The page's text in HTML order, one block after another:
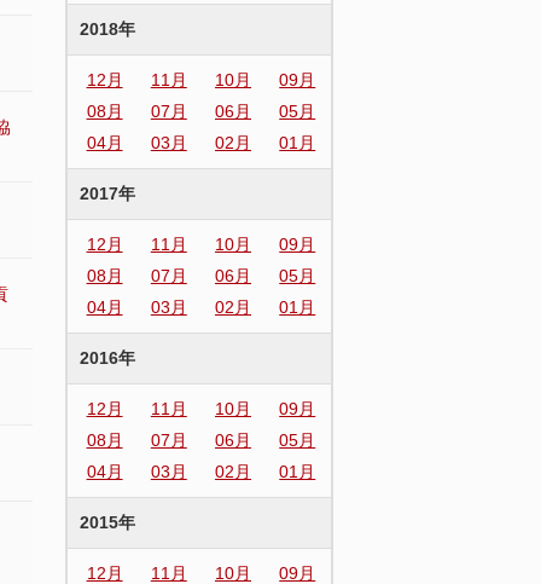
2018年
12月 11月 10月
09月
08月
07月 06月
05月
04月
03月 02月 01月
2017年
12月 11月 10月
09月
08月
07月 06月
05月
04月
03月 02月 01月
2016年
12月 11月 10月
09月
08月
07月 06月
05月
04月
03月 02月 01月
2015年
12月 11月 10月
09月